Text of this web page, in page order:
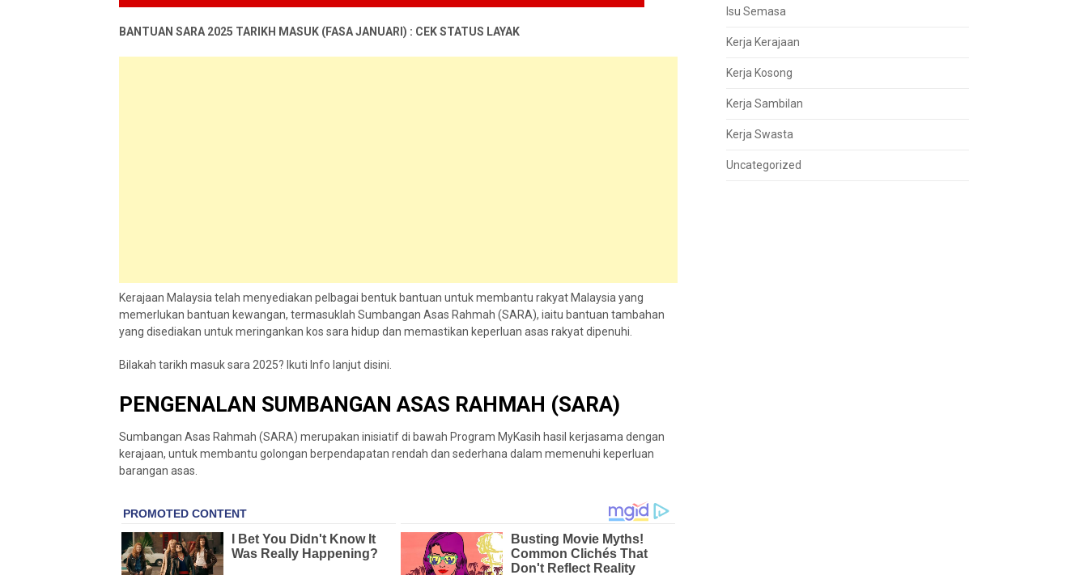
BANTUAN SARA 2025 TARIKH MASUK (FASA JANUARI) : CEK STATUS LAYAK
Kerajaan Malaysia telah menyediakan pelbagai bentuk bantuan untuk membantu rakyat Malaysia yang
memerlukan bantuan kewangan, termasuklah Sumbangan Asas Rahmah (SARA), iaitu bantuan tambahan
yang disediakan untuk meringankan kos sara hidup dan memastikan keperluan asas rakyat dipenuhi.
Bilakah tarikh masuk sara 2025? Ikuti Info lanjut disini.
PENGENALAN SUMBANGAN ASAS RAHMAH (SARA)
Sumbangan Asas Rahmah (SARA) merupakan inisiatif di bawah Program MyKasih hasil kerjasama dengan
kerajaan, untuk membantu golongan berpendapatan rendah dan sederhana dalam memenuhi keperluan
barangan asas.
Isu Semasa
Kerja Kerajaan
Kerja Kosong
Kerja Sambilan
Kerja Swasta
Uncategorized